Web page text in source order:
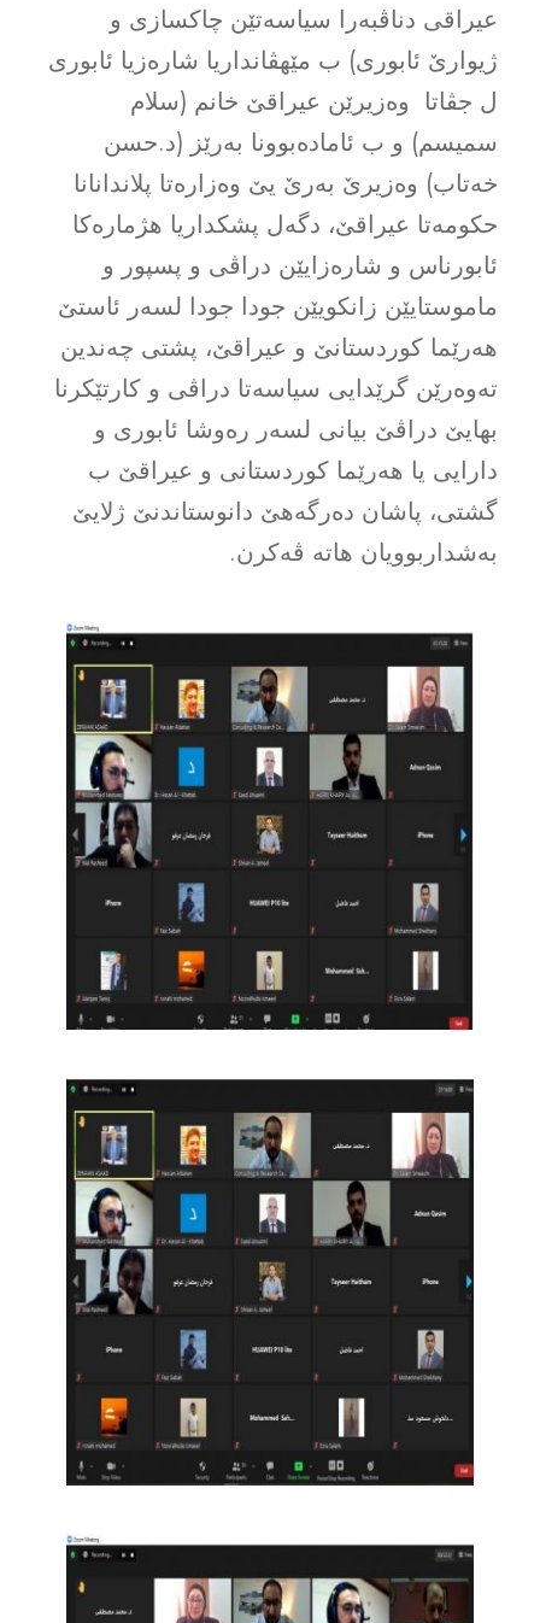
عیراقى دناڤبەرا سیاسەتێن چاکسازى و
ژیوارێ ئابورى) ب مێهڤانداریا شارەزیا ئابورى
ل جڤاتا وەزیرێن عیراقێ خانم (سلام
سمیسم) و ب ئامادەبوونا بەرێز (د.حسن
خەتاب) وەزیرێ بەرێ یێ وەزارەتا پلاندانانا
حکومەتا عیراقێ، دگەل پشکداریا هژمارەکا
ئابورناس و شارەزایێن دراڤى و پسپور و
ماموستایێن زانکویێن جودا جودا لسەر ئاستێ
هەرێما کوردستانێ و عیراقێ، پشتى چەندین
تەوەرێن گرێدایى سیاسەتا دراڤى و کارتێکرنا
بهایێ دراڤێ بیانى لسەر رەوشا ئابورى و
دارایى یا هەرێما کوردستانى و عیراقێ ب
گشتى، پاشان دەرگەهێ دانوستاندنێ ژلایێ
بەشداربوویان هاتە ڤەکرن.